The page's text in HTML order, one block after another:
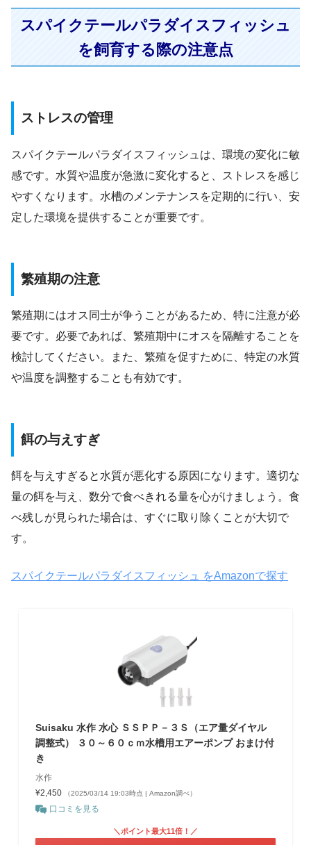
スパイクテールパラダイスフィッシュ
を飼育する際の注意点
ストレスの管理
スパイクテールパラダイスフィッシュは、環境の変化に敏
感です。水質や温度が急激に変化すると、ストレスを感じ
やすくなります。水槽のメンテナンスを定期的に行い、安
定した環境を提供することが重要です。
繁殖期の注意
繁殖期にはオス同士が争うことがあるため、特に注意が必
要です。必要であれば、繁殖期中にオスを隔離することを
検討してください。また、繁殖を促すために、特定の水質
や温度を調整することも有効です。
餌の与えすぎ
餌を与えすぎると水質が悪化する原因になります。適切な
量の餌を与え、数分で食べきれる量を心がけましょう。食
べ残しが見られた場合は、すぐに取り除くことが大切で
す。
スパイクテールパラダイスフィッシュ をAmazonで探す
Suisaku 水作 水心 ＳＳＰＰ－３Ｓ（エア量ダイヤル
調整式） ３０～６０ｃｍ水槽用エアーポンプ おまけ付
き
水作
¥2,450
（2025/03/14 19:03時点 | Amazon調べ）
口コミを見る
＼ポイント最大11倍！／